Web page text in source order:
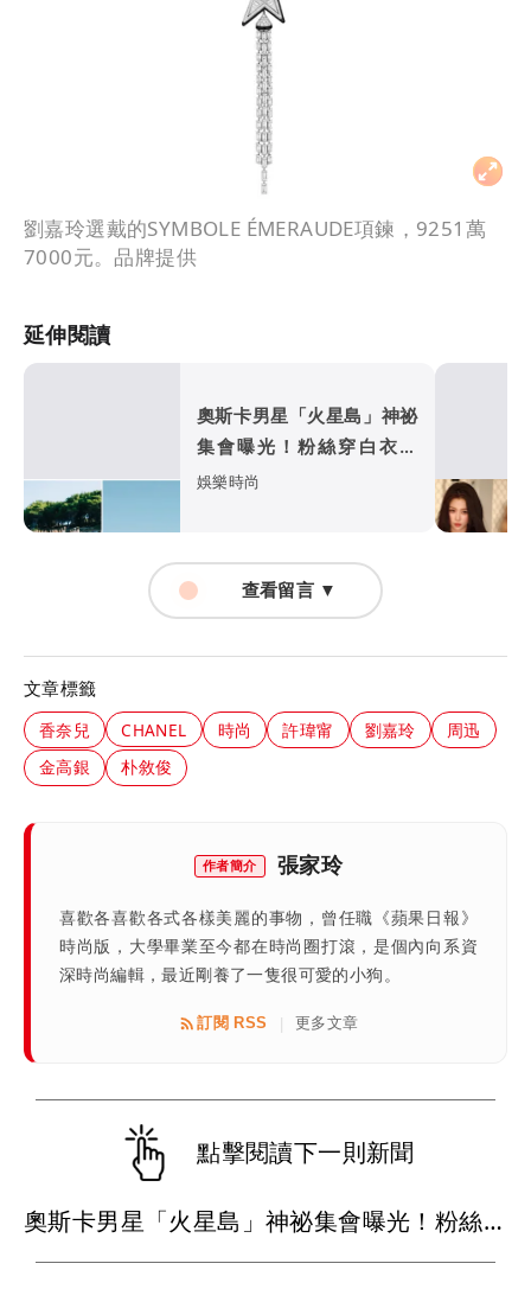
劉嘉玲選戴的SYMBOLE ÉMERAUDE項鍊，9251萬
7000元。品牌提供
延伸閱讀
奧斯卡男星「火星島」神祕
集會曝光！粉絲穿白衣朝
拜 邪教疑雲再起
娛樂時尚
查看留言 ▼
文章標籤
香奈兒 CHANEL 時尚 許瑋甯 劉嘉玲
周迅
金高銀
朴敘俊
作者簡介 張家玲
喜歡各喜歡各式各樣美麗的事物，曾任職《蘋果日報》
時尚版，大學畢業至今都在時尚圈打滾，是個內向系資
深時尚編輯，最近剛養了一隻很可愛的小狗。
訂閱 RSS | 更多文章
點擊閱讀下一則新聞
奧斯卡男星「火星島」神祕集會曝光！粉絲穿白衣朝拜 邪教疑雲再起